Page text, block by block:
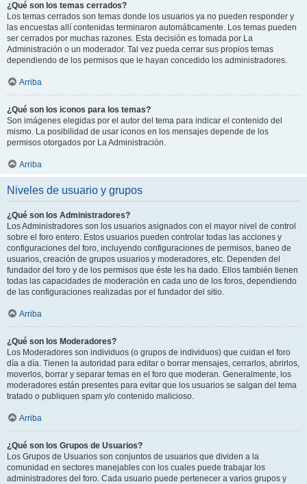
¿Qué son los temas cerrados?
Los temas cerrados son temas donde los usuarios ya no pueden responder y
las encuestas allí contenidas terminaron automáticamente. Los temas pueden
ser cerrados por muchas razones. Esta decisión es tomada por La
Administración o un moderador. Tal vez pueda cerrar sus propios temas
dependiendo de los permisos que le hayan concedido los administradores.
Arriba
¿Qué son los iconos para los temas?
Son imágenes elegidas por el autor del tema para indicar el contenido del
mismo. La posibilidad de usar iconos en los mensajes depende de los
permisos otorgados por La Administración.
Arriba
Niveles de usuario y grupos
¿Qué son los Administradores?
Los Administradores son los usuarios asignados con el mayor nivel de control
sobre el foro entero. Estos usuarios pueden controlar todas las acciones y
configuraciones del foro, incluyendo configuraciones de permisos, baneo de
usuarios, creación de grupos usuarios y moderadores, etc. Dependen del
fundador del foro y de los permisos que éste les ha dado. Ellos también tienen
todas las capacidades de moderación en cada uno de los foros, dependiendo
de las configuraciones realizadas por el fundador del sitio.
Arriba
¿Qué son los Moderadores?
Los Moderadores son individuos (o grupos de individuos) que cuidan el foro
día a día. Tienen la autoridad para editar o borrar mensajes, cerrarlos, abrirlos,
moverlos, borrar y separar temas en el foro que moderan. Generalmente, los
moderadores están presentes para evitar que los usuarios se salgan del tema
tratado o publiquen spam y/o contenido malicioso.
Arriba
¿Qué son los Grupos de Usuarios?
Los Grupos de Usuarios son conjuntos de usuarios que dividen a la
comunidad en sectores manejables con los cuales puede trabajar los
administradores del foro. Cada usuario puede pertenecer a varios grupos y